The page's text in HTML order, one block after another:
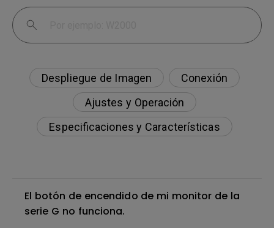
Despliegue de Imagen
Conexión
Ajustes y Operación
Especificaciones y Características
El botón de encendido de mi monitor de la
serie G no funciona.